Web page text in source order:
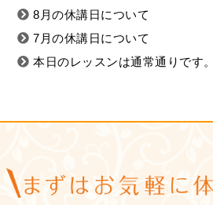
8月の休講日について
7月の休講日について
本日のレッスンは通常通りです。